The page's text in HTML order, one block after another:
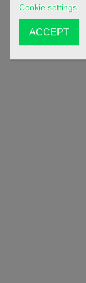
Cookie settings
ACCEPT